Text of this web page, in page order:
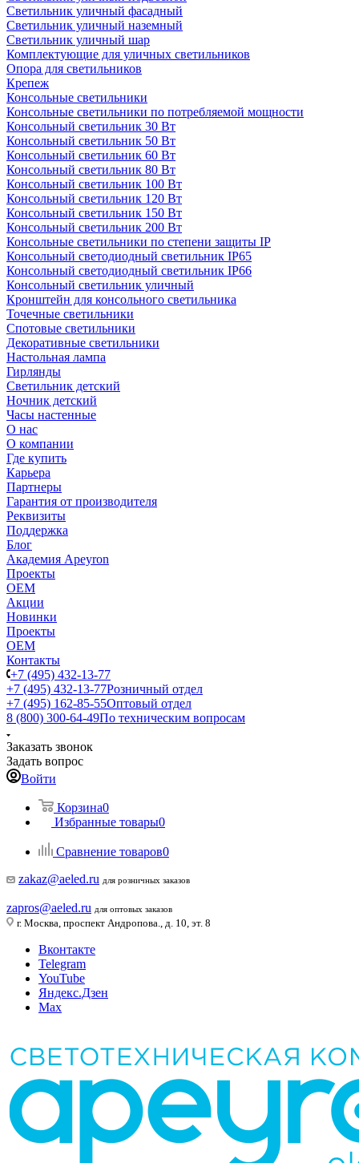
Светильник уличный фасадный
Светильник уличный наземный
Cветильник уличный шар
Комплектующие для уличных светильников
Опора для светильников
Крепеж
Консольные светильники
Консольные светильники по потребляемой мощности
Консольный светильник 30 Вт
Консольный светильник 50 Вт
Консольный светильник 60 Вт
Консольный светильник 80 Вт
Консольный светильник 100 Вт
Консольный светильник 120 Вт
Консольный светильник 150 Вт
Консольный светильник 200 Вт
Консольные светильники по степени защиты IP
Консольный светодиодный светильник IP65
Консольный светодиодный светильник IP66
Консольный светильник уличный
Кронштейн для консольного светильника
Точечные светильники
Спотовые светильники
Декоративные светильники
Настольная лампа
Гирлянды
Светильник детский
Ночник детский
Часы настенные
О нас
О компании
Где купить
Карьера
Партнеры
Гарантия от производителя
Реквизиты
Поддержка
Блог
Академия Apeyron
Проекты
ОЕМ
Акции
Новинки
Проекты
ОЕМ
Контакты
+7 (495) 432-13-77
+7 (495) 432-13-77Розничный отдел
+7 (495) 162-85-55Оптовый отдел
8 (800) 300-64-49По техническим вопросам
Заказать звонок
Задать вопрос
Войти
Корзина0
Избранные товары0
Сравнение товаров0
zakaz@aeled.ru для розничных заказов
zapros@aeled.ru для оптовых заказов
г. Москва, проспект Андропова., д. 10, эт. 8
Вконтакте
Telegram
YouTube
Яндекс.Дзен
Max